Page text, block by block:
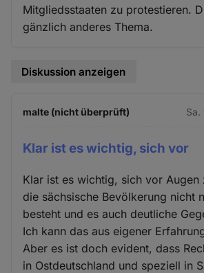
Mitgliedsstaaten zu protestieren.
gänzlich anderes Thema.
Diskussion anzeigen
malte (nicht überprüft) Sa.
Klar ist es wichtig, sich vor
Klar ist es wichtig, sich vor Augen
die sächsische Bevölkerung nicht
besteht und es auch deutliche
Ich kann das aus eigener
Aber es ist doch evident, dass
in Ostdeutschland und speziell in